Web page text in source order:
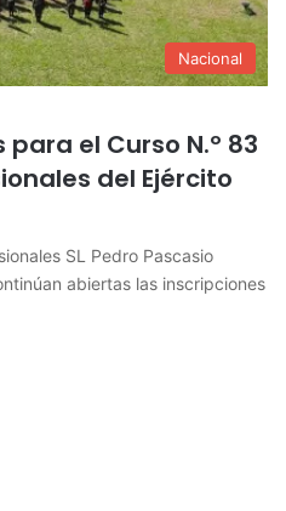
Nacional
el Curso N.º 83
del Ejército
SL Pedro Pascasio
abiertas las inscripciones